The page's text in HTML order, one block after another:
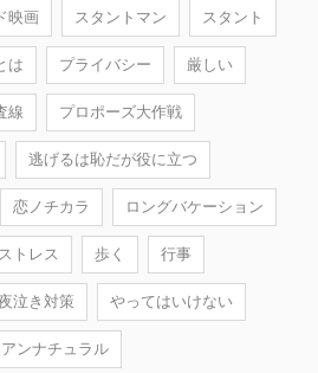
映画 スタントマン スタント
は プライバシー 厳しい
線 プロポーズ大作戦
逃げるは恥だが役に立つ
恋ノチカラ ロングバケーション
ストレス 歩く 行事
泣き対策 やってはいけない
アンナチュラル